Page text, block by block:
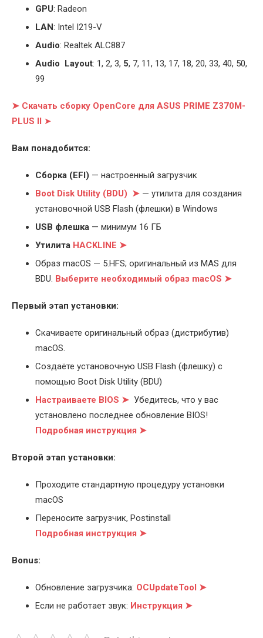
GPU: Radeon
LAN: Intel I219-V
Audio: Realtek ALC887
Audio Layout: 1, 2, 3, 5, 7, 11, 13, 17, 18, 20, 33, 40, 50,
99
➤ Скачать сборку OpenCore для ASUS PRIME Z370M-
PLUS II ➤
Вам понадобится:
Cборка (EFI) — настроенный загрузчик
Boot Disk Utility (BDU) ➤ — утилита для создания
установочной USB Flash (флешки) в Windows
USB флешка — минимум 16 ГБ
Утилита HACKLINE ➤
Образ macOS — 5.HFS; оригинальный из MAS для
BDU. Выберите необходимый образ macOS ➤
Первый этап установки:
Скачиваете оригинальный образ (дистрибутив)
macOS.
Создаёте установочную USB Flash (флешку) с
помощью Boot Disk Utility (BDU)
Настраиваете BIOS ➤ Убедитесь, что у вас
установлено последнее обновление BIOS!
Подробная инструкция ➤
Второй этап установки:
Проходите стандартную процедуру установки
macOS
Переносите загрузчик, Postinstall
Подробная инструкция ➤
Bonus:
Обновление загрузчика: OCUpdateTool ➤
Если не работает звук: Инструкция ➤